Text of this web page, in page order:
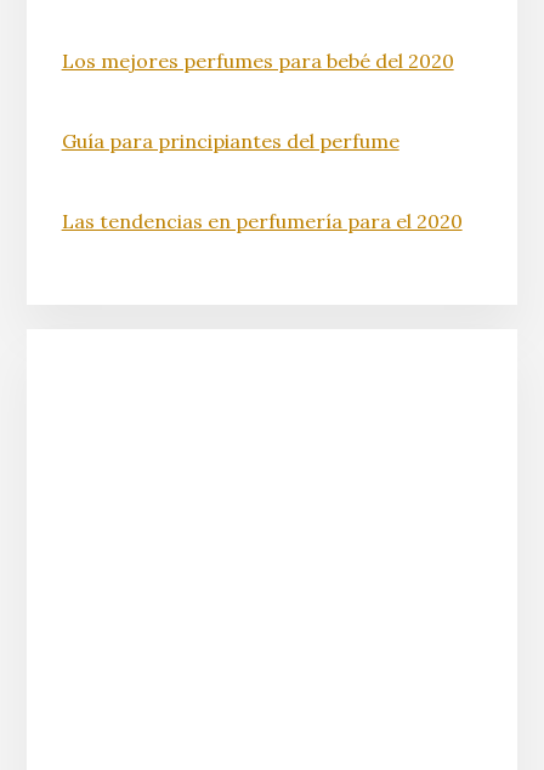
Los mejores perfumes para bebé del 2020
Guía para principiantes del perfume
Las tendencias en perfumería para el 2020